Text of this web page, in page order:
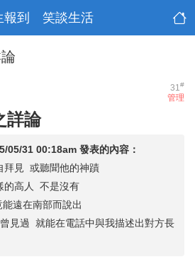
報到 笑談生活
31#
管理
詳論
05/31 00:18am 發表的內容：
拜見 或聽聞他的神蹟
的高人 不是沒有
遠在南部而說出
見過 就能在電話中與我描述出對方長